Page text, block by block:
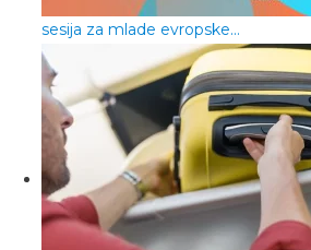
sesija za mlade evropske…